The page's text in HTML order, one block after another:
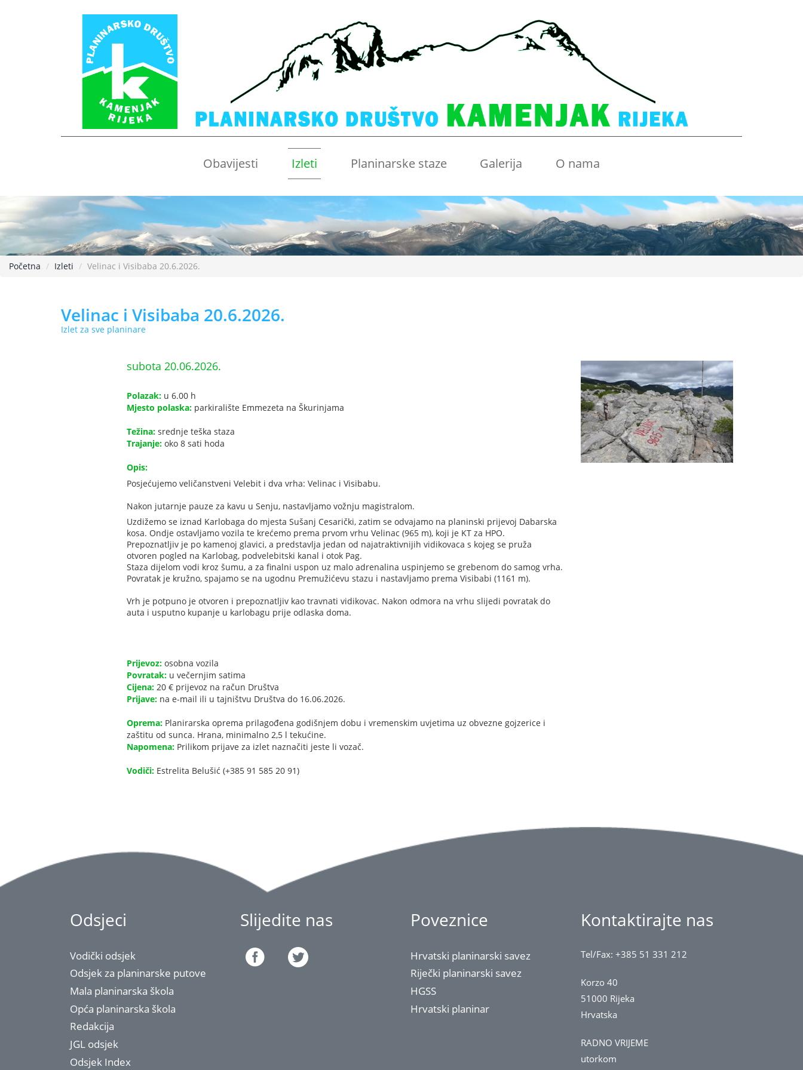
Obavijesti Izleti Planinarske staze Galerija O nama
Početna Izleti Velinac i Visibaba 20.6.2026.
Velinac i Visibaba 20.6.2026.
Izlet za sve planinare
subota 20.06.2026.
Polazak: u 6.00 h
Mjesto polaska: parkiralište Emmezeta na Škurinjama
Težina: srednje teška staza
Trajanje: oko 8 sati hoda
Opis:
Posjećujemo veličanstveni Velebit i dva vrha: Velinac i Visibabu.
Nakon jutarnje pauze za kavu u Senju, nastavljamo vožnju magistralom.
Uzdižemo se iznad Karlobaga do mjesta Sušanj Cesarički, zatim se odvajamo na planinski prijevoj Dabarska
kosa. Ondje ostavljamo vozila te krećemo prema prvom vrhu Velinac (965 m), koji je KT za HPO.
Prepoznatljiv je po kamenoj glavici, a predstavlja jedan od najatraktivnijih vidikovaca s kojeg se pruža
otvoren pogled na Karlobag, podvelebitski kanal i otok Pag.
Staza dijelom vodi kroz šumu, a za finalni uspon uz malo adrenalina uspinjemo se grebenom do samog vrha.
Povratak je kružno, spajamo se na ugodnu Premužićevu stazu i nastavljamo prema Visibabi (1161 m).
Vrh je potpuno je otvoren i prepoznatljiv kao travnati vidikovac. Nakon odmora na vrhu slijedi povratak do
auta i usputno kupanje u karlobagu prije odlaska doma.
Prijevoz: osobna vozila
Povratak: u večernjim satima
Cijena: 20 € prijevoz na račun Društva
Prijave: na e-mail ili u tajništvu Društva do 16.06.2026.
Oprema: Planirarska oprema prilagođena godišnjem dobu i vremenskim uvjetima uz obvezne gojzerice i
zaštitu od sunca. Hrana, minimalno 2,5 l tekućine.
Napomena: Prilikom prijave za izlet naznačiti jeste li vozač.
Vodiči: Estrelita Belušić (+385 91 585 20 91)
Odsjeci
Vodički odsjek
Odsjek za planinarske putove
Mala planinarska škola
Opća planinarska škola
Redakcija
JGL odsjek
Odsjek Index
Slijedite nas Poveznice
Hrvatski planinarski savez
Riječki planinarski savez
HGSS
Hrvatski planinar
Kontaktirajte nas
Tel/Fax: +385 51 331 212
Korzo 40
51000 Rijeka
Hrvatska
RADNO VRIJEME
utorkom